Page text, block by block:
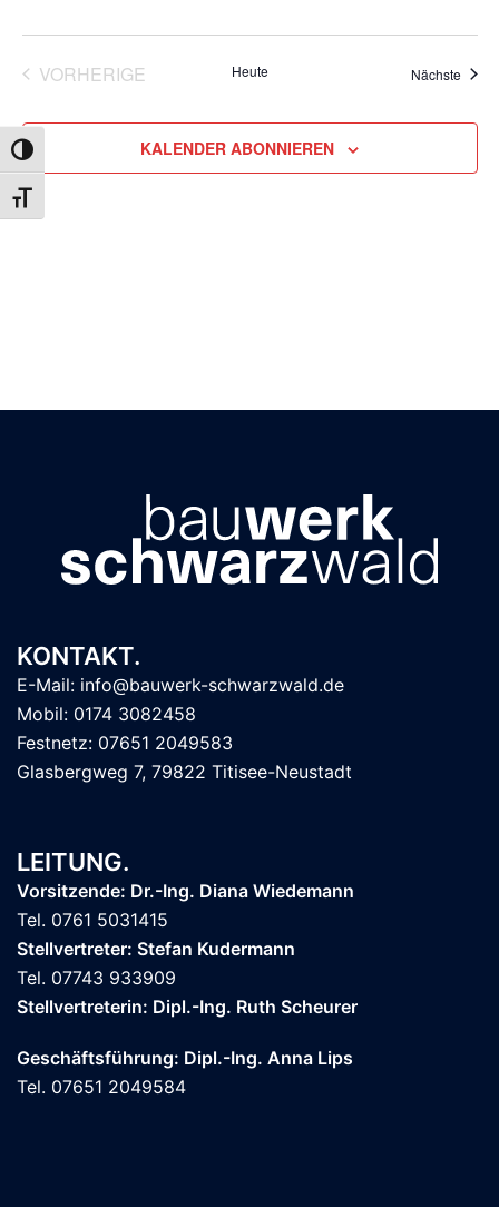
UMSCHALTEN AUF HOHE KONTRASTE
SCHRIFT VERGRÖSSERN
VORHERIGE
Heute Nächste
KALENDER ABONNIEREN
KONTAKT.
E-Mail: info@bauwerk-schwarzwald.de
Mobil: 0174 3082458
Festnetz: 07651 2049583
Glasbergweg 7, 79822 Titisee-Neustadt
LEITUNG.
Vorsitzende: Dr.-Ing. Diana Wiedemann
Tel. 0761 5031415
Stellvertreter: Stefan Kudermann
Tel. 07743 933909
Stellvertreterin: Dipl.-Ing. Ruth Scheurer
Geschäftsführung: Dipl.-Ing. Anna Lips
Tel. 07651 2049584